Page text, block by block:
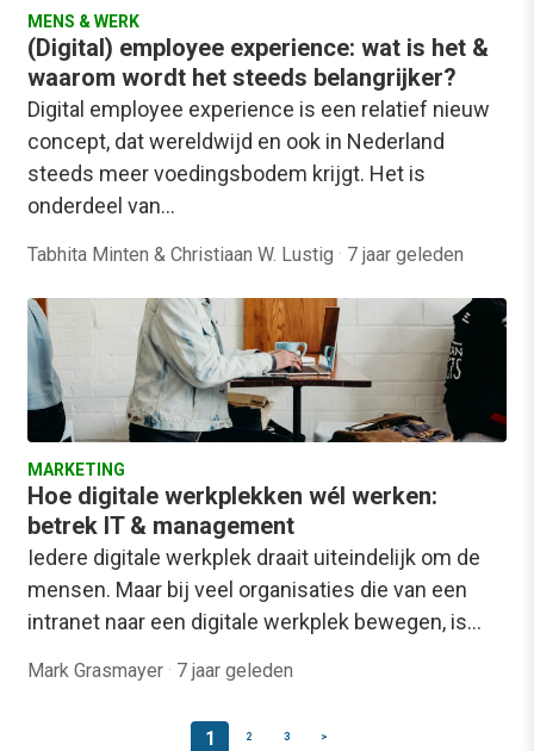
MENS & WERK
(Digital) employee experience: wat is het &
waarom wordt het steeds belangrijker?
Digital employee experience is een relatief nieuw
concept, dat wereldwijd en ook in Nederland
steeds meer voedingsbodem krijgt. Het is
onderdeel van…
Tabhita Minten & Christiaan W. Lustig · 7 jaar geleden
MARKETING
Hoe digitale werkplekken wél werken:
betrek IT & management
Iedere digitale werkplek draait uiteindelijk om de
mensen. Maar bij veel organisaties die van een
intranet naar een digitale werkplek bewegen, is…
Mark Grasmayer · 7 jaar geleden
1 2 3 >